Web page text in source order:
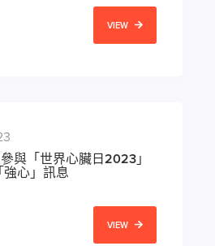
VIEW
與「世界心臟日2023」
強心」訊息
VIEW